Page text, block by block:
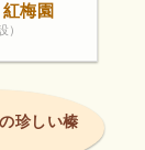
梅園
）
珍しい榛